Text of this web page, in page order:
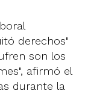
derechos"
son los
afirmó el
durante la